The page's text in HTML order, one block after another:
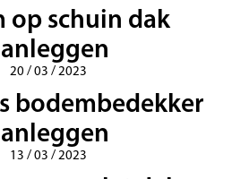
op schuin dak
20 / 03 / 2023
bodembedekker
13 / 03 / 2023